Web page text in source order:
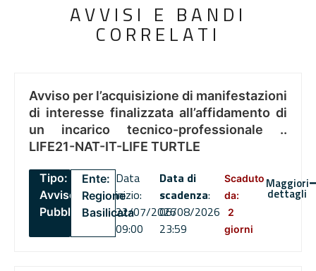
AVVISI E BANDI
CORRELATI
Avviso per l’acquisizione di manifestazioni
di interesse finalizzata all’affidamento di
un incarico tecnico-professionale ..
LIFE21-NAT-IT-LIFE TURTLE
Tipo:
Avviso
Pubblico
Ente:
Regione
Basilicata
Data
inizio:
22/07/2026
09:00
Data di
scadenza:
06/08/2026
23:59
Scaduto
da:
2
giorni
Maggiori
dettagli